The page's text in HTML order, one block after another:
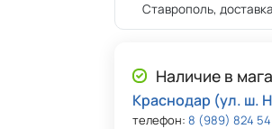
Ставрополь,
Наличие в
Краснодар (ул. ш.
телефон:8 (989) 824 54